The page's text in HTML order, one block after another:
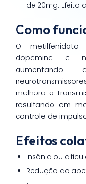
de 20mg. Efeito
Como
O
dopamina e
aumentando
melhora a
resultando em
controle de
Efeitos
Insônia ou
Redução do